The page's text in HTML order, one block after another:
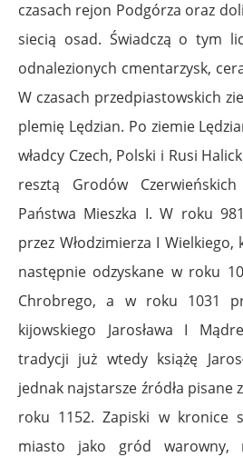
czasach rejon Podgórza oraz
siecią osad. Świadczą o tym
odnalezionych cmentarzysk,
W czasach przedpiastowskich
plemię Lędzian. Po ziemie
władcy Czech, Polski i Rusi
resztą Grodów
Państwa Mieszka I. W roku
przez Włodzimierza I
następnie odzyskane w roku
Chrobrego, a w roku 1031
kijowskiego Jarosława I
tradycji już wtedy książę
jednak najstarsze źródła
roku 1152. Zapiski w kronice
miasto jako gród warowny,